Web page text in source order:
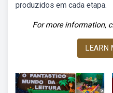
produzidos em cada etapa.
For more information,
LEARN